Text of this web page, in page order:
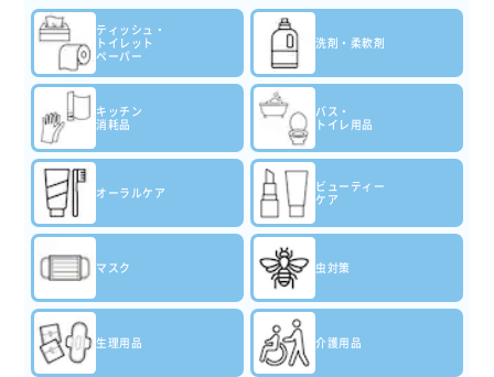
ティッシュ・
トイレット
ペーパー
洗剤・柔軟剤
キッチン
消耗品
バス・
トイレ用品
オーラルケア
ビューティー
ケア
マスク 虫対策
生理用品 介護用品